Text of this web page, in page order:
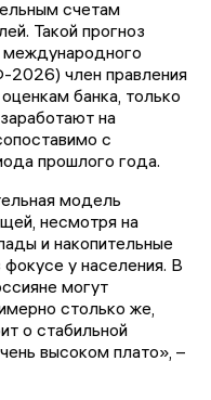
счетам
Такой прогноз
международного
член правления
банка, только
на
с
прошлого года.
модель
несмотря на
и накопительные
у населения. В
могут
столько же,
о стабильной
высоком плато», –